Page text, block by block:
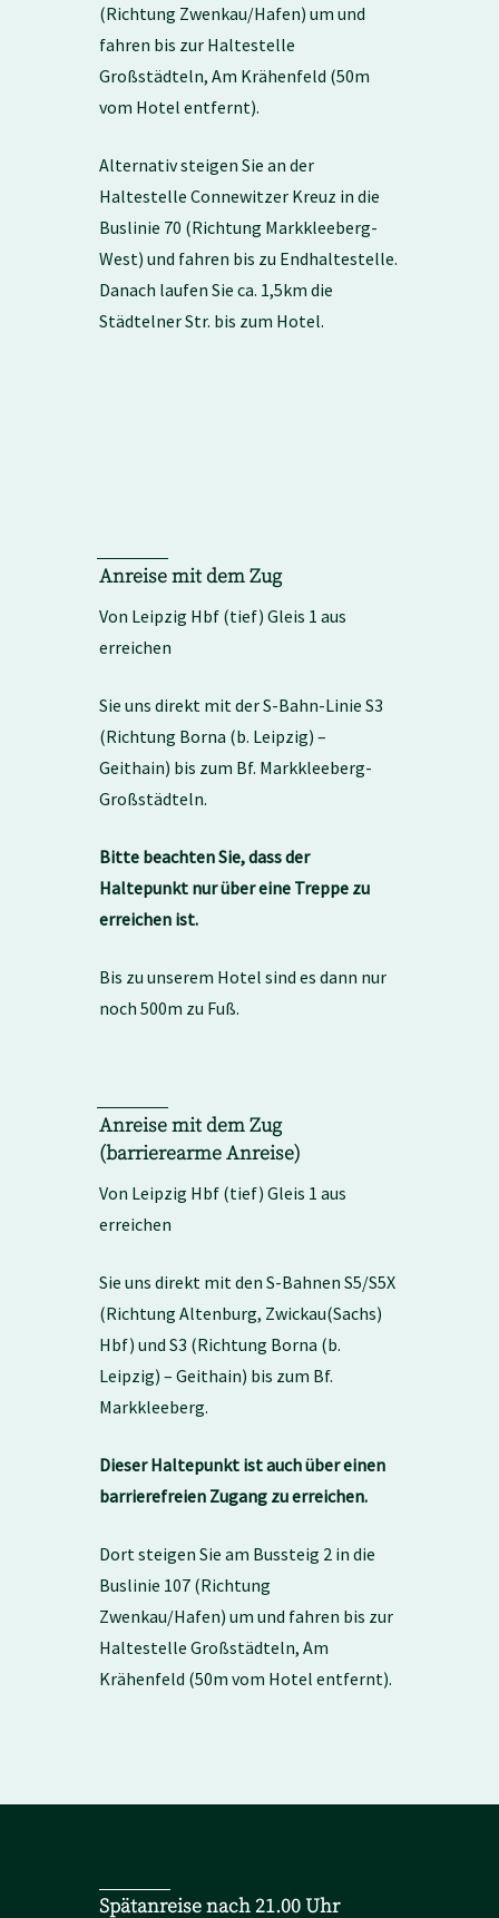
(Richtung Zwenkau/Hafen) um und
fahren bis zur Haltestelle
Großstädteln, Am Krähenfeld (50m
vom Hotel entfernt).
Alternativ steigen Sie an der
Haltestelle Connewitzer Kreuz in die
Buslinie 70 (Richtung Markkleeberg-
West) und fahren bis zu Endhaltestelle.
Danach laufen Sie ca. 1,5km die
Städtelner Str. bis zum Hotel.
Anreise mit dem Zug
Von Leipzig Hbf (tief) Gleis 1 aus
erreichen
Sie uns direkt mit der S-Bahn-Linie S3
(Richtung Borna (b. Leipzig) –
Geithain) bis zum Bf. Markkleeberg-
Großstädteln.
Bitte beachten Sie, dass der
Haltepunkt nur über eine Treppe zu
erreichen ist.
Bis zu unserem Hotel sind es dann nur
noch 500m zu Fuß.
Anreise mit dem Zug
(barrierearme Anreise)
Von Leipzig Hbf (tief) Gleis 1 aus
erreichen
Sie uns direkt mit den S-Bahnen S5/S5X
(Richtung Altenburg, Zwickau(Sachs)
Hbf) und S3 (Richtung Borna (b.
Leipzig) – Geithain) bis zum Bf.
Markkleeberg.
Dieser Haltepunkt ist auch über einen
barrierefreien Zugang zu erreichen.
Dort steigen Sie am Bussteig 2 in die
Buslinie 107 (Richtung
Zwenkau/Hafen) um und fahren bis zur
Haltestelle Großstädteln, Am
Krähenfeld (50m vom Hotel entfernt).
Spätanreise nach 21.00 Uhr